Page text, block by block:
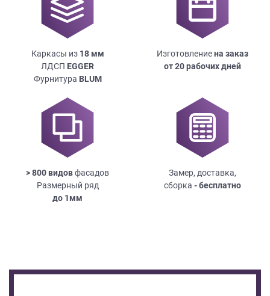
Каркасы из 18мм
ЛДСП EGGER
Фурнитура BLUM
Изготовлениена заказ
от 20 рабочих дней
> 800 видовфасадов
Размерный ряд
до 1мм
Замер, доставка,
сборка - бесплатно